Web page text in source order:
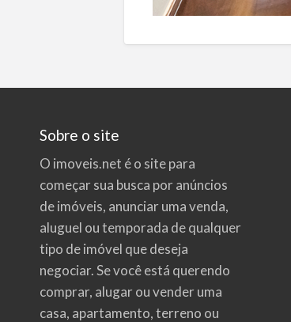
Sobre o site
O imoveis.net é o site para
começar sua busca poranúncios
de imóveis, anunciar uma venda,
aluguel ou temporada de qualquer
tipo de imóvel que deseja
negociar. Se você está querendo
comprar, alugar ou vender uma
casa, apartamento, terreno ou